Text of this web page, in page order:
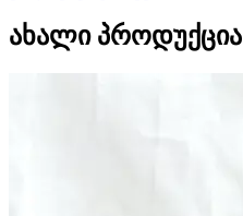
ახალი პროდუქცია